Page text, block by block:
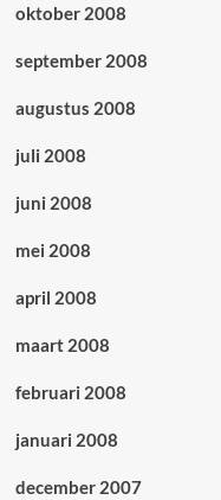
oktober 2008
september 2008
augustus 2008
juli 2008
juni 2008
mei 2008
april 2008
maart 2008
februari 2008
januari 2008
december 2007